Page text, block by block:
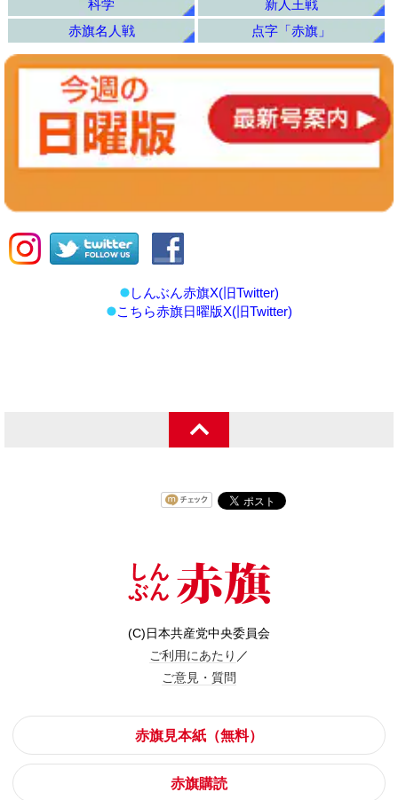
科学
新人王戦
赤旗名人戦
点字「赤旗」
しんぶん赤旗X(旧Twitter)
こちら赤旗日曜版X(旧Twitter)
(C)日本共産党中央委員会
ご利用にあたり ／
ご意見・質問
赤旗見本紙（無料）
赤旗購読